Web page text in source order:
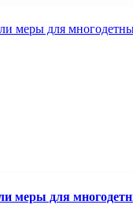
меры для